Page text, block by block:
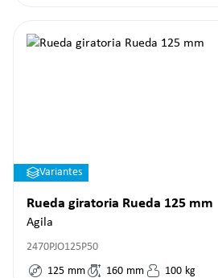
Variantes
Rueda giratoria Rueda 125 mm
Agila
2470PJO125P50
125 mm 160 mm 100 kg